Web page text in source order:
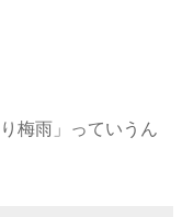
梅雨」っていうん